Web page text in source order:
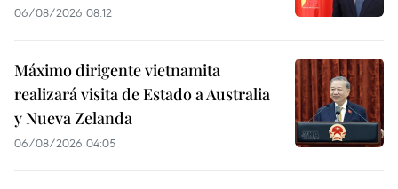
06/08/2026 08:12
Máximo dirigente vietnamita
realizará visita de Estado a Australia
y Nueva Zelanda
06/08/2026 04:05